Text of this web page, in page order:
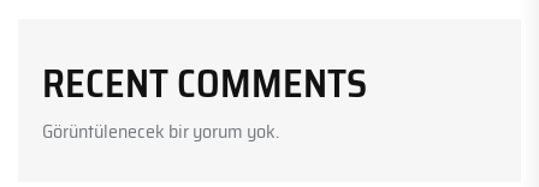
RECENT COMMENTS
Görüntülenecek bir yorum yok.